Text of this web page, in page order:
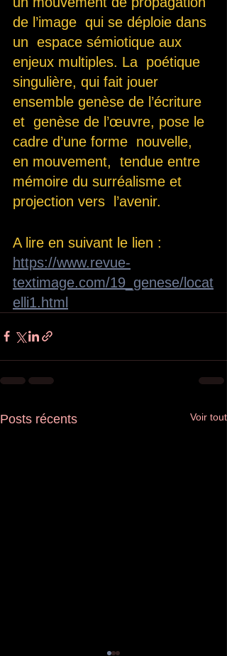
de l’image  qui se déploie dans
un  espace sémiotique aux
enjeux multiples. La  poétique
singulière, qui fait jouer
ensemble genèse de l’écriture
et  genèse de l’œuvre, pose le
cadre d’une forme  nouvelle,
en mouvement,  tendue entre
mémoire du surréalisme et
projection vers  l’avenir.
A lire en suivant le lien :
https://www.revue-
textimage.com/19_genese/locat
elli1.html
Posts récents Voir tout